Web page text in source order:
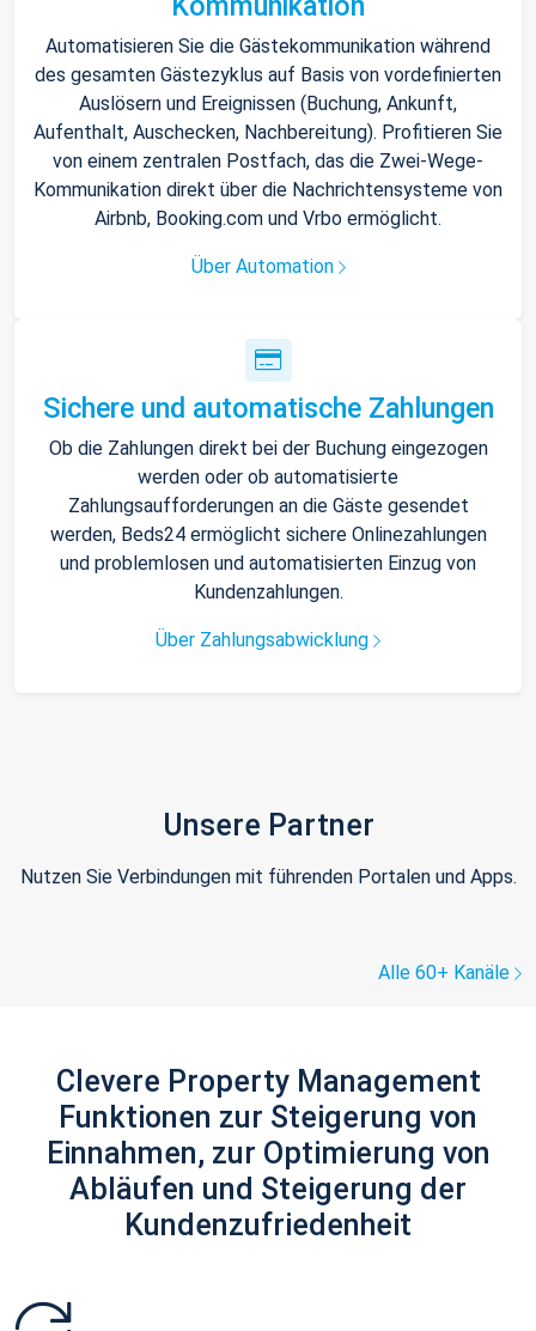
Automatisieren Sie die Gästekommunikation während
des gesamten Gästezyklus auf Basis von vordefinierten
Auslösern und Ereignissen (Buchung, Ankunft,
Aufenthalt, Auschecken, Nachbereitung). Profitieren Sie
von einem zentralen Postfach, das die Zwei-Wege-
Kommunikation direkt über die Nachrichtensysteme von
Airbnb, Booking.com und Vrbo ermöglicht.
Über Automation
Sichere und automatische Zahlungen
Ob die Zahlungen direkt bei der Buchung eingezogen
werden oder ob automatisierte
Zahlungsaufforderungen an die Gäste gesendet
werden, Beds24 ermöglicht sichere Onlinezahlungen
und problemlosen und automatisierten Einzug von
Kundenzahlungen.
Über Zahlungsabwicklung
Unsere Partner
Nutzen Sie Verbindungen mit führenden Portalen und Apps.
Alle 60+ Kanäle
Clevere Property Management
Funktionen zur Steigerung von
Einnahmen, zur Optimierung von
Abläufen und Steigerung der
Kundenzufriedenheit